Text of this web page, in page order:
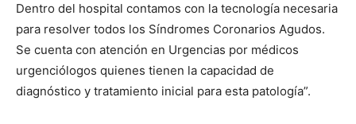
Dentro del hospital contamos con la tecnología necesaria
para resolver todos los Síndromes Coronarios Agudos.
Se cuenta con atención en Urgencias por médicos
urgenciólogos quienes tienen la capacidad de
diagnóstico y tratamiento inicial para esta patología”.